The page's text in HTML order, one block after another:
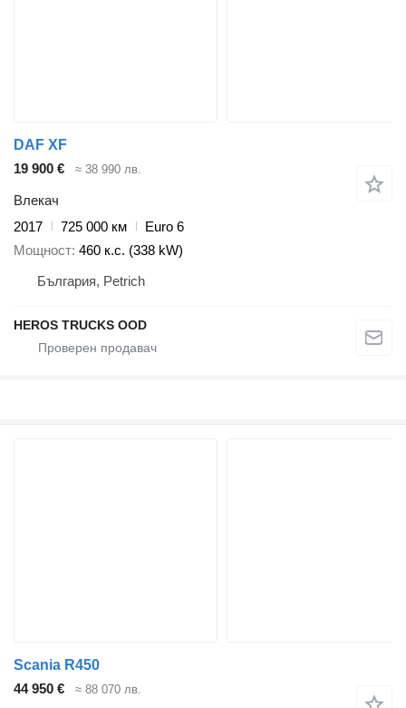
DAF XF
19 900 €
≈ 38 990 лв.
Влекач
2017
725 000 км
Euro 6
Мощност 460 к.с. (338 kW)
България, Petrich
HEROS TRUCKS OOD
Scania R450
44 950 €
≈ 88 070 лв.